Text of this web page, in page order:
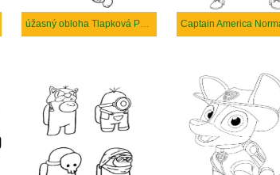
úžasný obloha Tlapková Patrola Captain America